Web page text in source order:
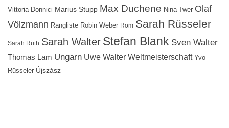
Vittoria Donnici Marius Stupp Max Duchene Nina Twer Olaf
Völzmann Rangliste Robin Weber Rom Sarah Rüsseler
Sarah Rüth Sarah Walter Stefan Blank Sven Walter
Thomas Lam Ungarn Uwe Walter Weltmeisterschaft Yvo
Rüsseler Újszász